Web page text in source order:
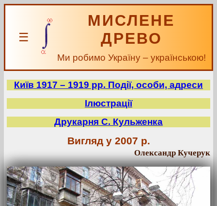
☰
МИСЛЕНЕ
ДРЕВО
Ми робимо Україну – українською!
Київ 1917 – 1919 рр. Події, особи, адреси
Ілюстрації
Друкарня С. Кульженка
Вигляд у 2007 р.
Олександр Кучерук